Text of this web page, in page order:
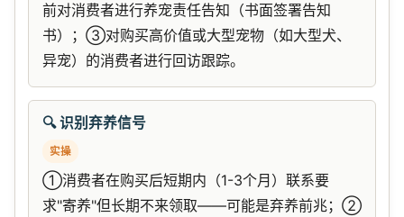
前对消费者进行养宠责任告知（书面签署告知
书）；③对购买高价值或大型宠物（如大型犬、
异宠）的消费者进行回访跟踪。
🔍 识别弃养信号
实操
①消费者在购买后短期内（1-3个月）联系要
求"寄养"但长期不来领取——可能是弃养前兆；②